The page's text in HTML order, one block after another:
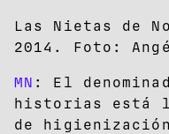
Las Nietas de
2014. Foto:
MN : El
historias está
de